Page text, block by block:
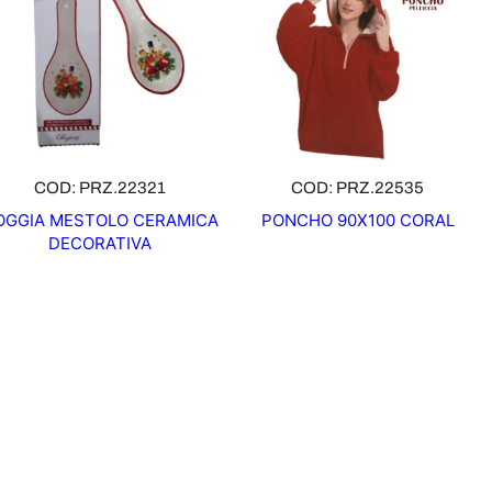
COD: PRZ.22321
MESTOLO CERAMICA
DECORATIVA
COD: PRZ.22535
PONCHO 90X100 CORAL